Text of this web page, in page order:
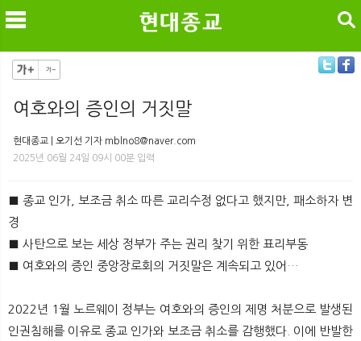
검색
여호와의 증인의 거짓말
현대종교 | 오기선 기자 mblno8@naver.com
2025년 06월 24일 09시 00분 입력
■ 종교 인가, 보조금 취소 따른 교리수정 없다고 했지만, 패소하자 변
경
■ 사탄으로 보는 세상 정부가 주는 권리 찾기 위한 표리부동
■ 여호와의 증인 중앙장로회의 거짓말은 계속되고 있어…
2022년 1월 노르웨이 정부는 여호와의 증인의 제명 처분으로 발생된
인권침해를 이유로 종교 인가와 보조금 취소를 감행했다. 이에 반발한